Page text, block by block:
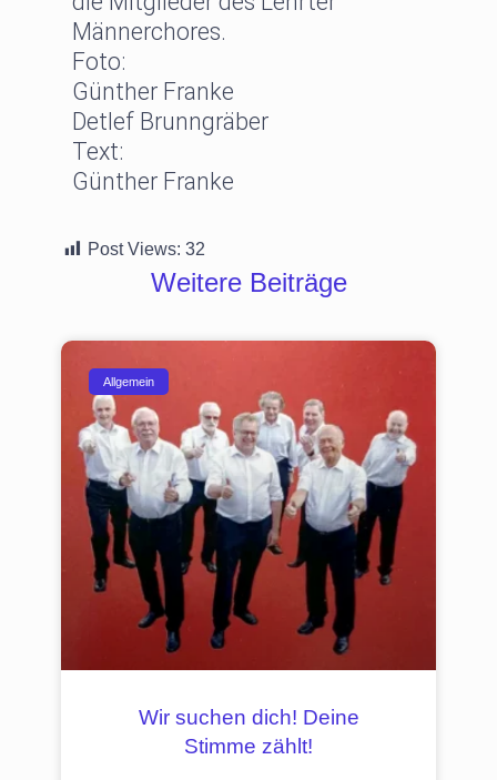
Männerchores.
Foto:
Günther Franke
Detlef Brunngräber
Text:
Günther Franke
Post Views: 32
Weitere Beiträge
Allgemein
Wir suchen dich! Deine
Stimme zählt!